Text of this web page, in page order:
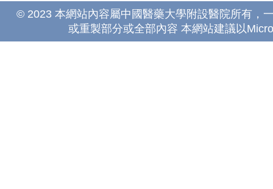
© 2023 本網站內容屬中國醫藥大學附設醫院所有，
或重製部分或全部內容 本網站建議以